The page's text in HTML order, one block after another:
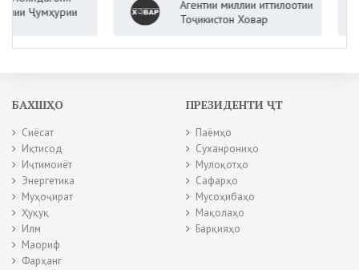
Ҷумҳурии
Агентии миллии иттилоотии
Тоҷикистон Ховар
БАХШҲО
Сиёсат
Иқтисод
Иҷтимоиёт
Энергетика
Муҳоҷират
Ҳуқуқ
Илм
Маориф
Фарҳанг
ПРЕЗИДЕНТИ ҶТ
Паёмҳо
Суханрониҳо
Мулоқотҳо
Сафарҳо
Мусоҳибаҳо
Мақолаҳо
Барқияҳо